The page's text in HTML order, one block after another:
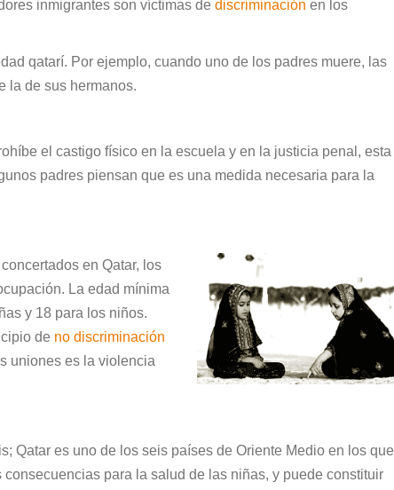
inmigrantes son víctimas de discriminación en los
qatarí. Por ejemplo, cuando uno de los padres muere, las
la de sus hermanos.
el castigo físico en la escuela y en la justicia penal, esta
padres piensan que es una medida necesaria para la
en Qatar, los
La edad mínima
y 18 para los niños.
de no discriminación
uniones es la violencia
Qatar es uno de los seis países de Oriente Medio en los que
para la salud de las niñas, y puede constituir